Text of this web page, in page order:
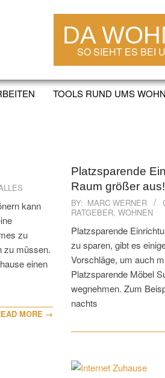
DA
SO SIEHT ES BEI
TOOLS RUND UMS
kann
zu
zu müssen.
einen
MORE →
Platzsparende
Raum größer aus!
2023-
09-
06
BY: MARC WERNER
RATGEBER, WOHNEN
Platzsparende
zu sparen, gibt es
Vorschläge, um auch
Platzsparende Möbel
wegnehmen. Zum
nachts